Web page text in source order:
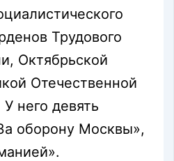
Трудового
Октябрьской
Отечественной
него девять
оборону Москвы»,